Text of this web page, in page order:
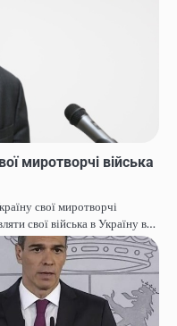
миротворчі війська
свої миротворчі
свої війська в Україну в…